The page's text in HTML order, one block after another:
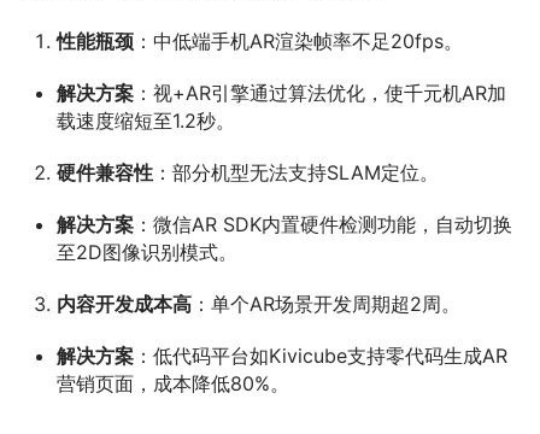
性能瓶颈 ：中低端手机AR渲染帧率不足20fps。
解决方案 ：视+AR引擎通过算法优化，使千元机AR加
载速度缩短至1.2秒。
硬件兼容性 ：部分机型无法支持SLAM定位。
解决方案 ：微信AR SDK内置硬件检测功能，自动切换
至2D图像识别模式。
内容开发成本高 ：单个AR场景开发周期超2周。
解决方案 ：低代码平台如Kivicube支持零代码生成AR
营销页面，成本降低80%。